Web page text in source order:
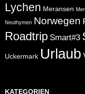
Lychen Meransen
Neuthymen Norwegen
Roadtrip Smart#3
Uckermark Urlaub
KATEGORIEN